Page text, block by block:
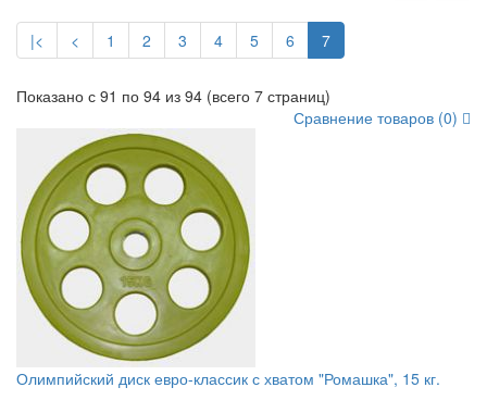
|< < 1 2 3 4 5 6 7
Показано с 91 по 94 из 94 (всего 7 страниц)
Сравнение товаров (0)
Олимпийский диск евро-классик с хватом "Ромашка", 15 кг.